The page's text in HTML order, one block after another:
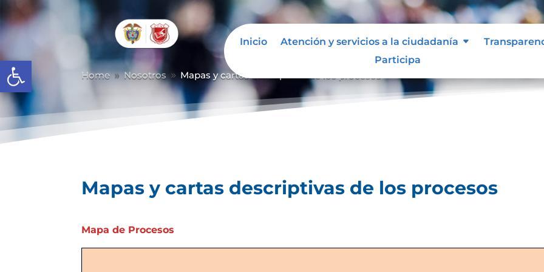
Abrir barra de herramientas
Inicio Atención y servicios a la ciudadanía
Participa
Home 9 Nosotros 9 Mapas y cartas descriptivas de los procesos
Mapas y cartas descriptivas de los procesos
Mapa de Procesos